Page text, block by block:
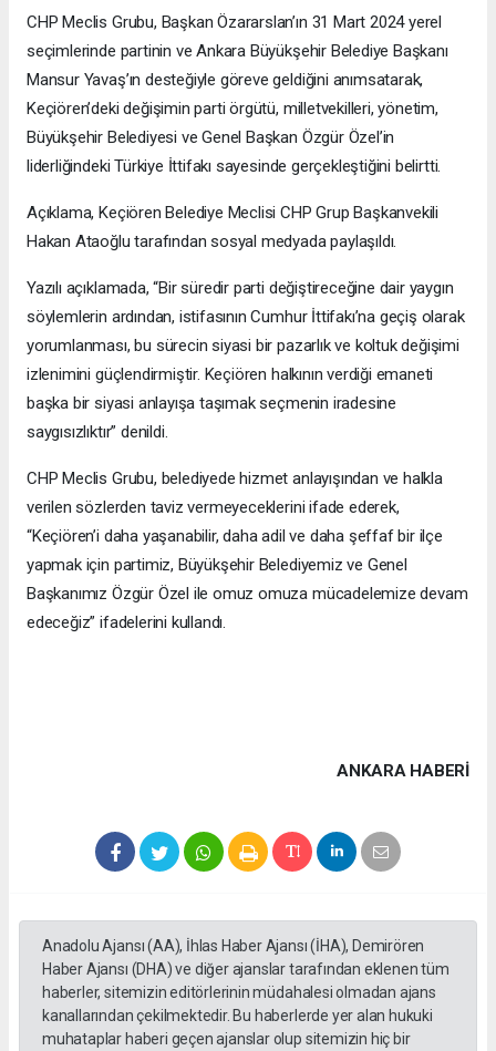
CHP Meclis Grubu, Başkan Özararslan’ın 31 Mart 2024 yerel
seçimlerinde partinin ve Ankara Büyükşehir Belediye Başkanı
Mansur Yavaş’ın desteğiyle göreve geldiğini anımsatarak,
Keçiören’deki değişimin parti örgütü, milletvekilleri, yönetim,
Büyükşehir Belediyesi ve Genel Başkan Özgür Özel’in
liderliğindeki Türkiye İttifakı sayesinde gerçekleştiğini belirtti.
Açıklama, Keçiören Belediye Meclisi CHP Grup Başkanvekili
Hakan Ataoğlu tarafından sosyal medyada paylaşıldı.
Yazılı açıklamada, “Bir süredir parti değiştireceğine dair yaygın
söylemlerin ardından, istifasının Cumhur İttifakı’na geçiş olarak
yorumlanması, bu sürecin siyasi bir pazarlık ve koltuk değişimi
izlenimini güçlendirmiştir. Keçiören halkının verdiği emaneti
başka bir siyasi anlayışa taşımak seçmenin iradesine
saygısızlıktır” denildi.
CHP Meclis Grubu, belediyede hizmet anlayışından ve halkla
verilen sözlerden taviz vermeyeceklerini ifade ederek,
“Keçiören’i daha yaşanabilir, daha adil ve daha şeffaf bir ilçe
yapmak için partimiz, Büyükşehir Belediyemiz ve Genel
Başkanımız Özgür Özel ile omuz omuza mücadelemize devam
edeceğiz” ifadelerini kullandı.
ANKARA HABERİ
Anadolu Ajansı (AA), İhlas Haber Ajansı (İHA), Demirören
Haber Ajansı (DHA) ve diğer ajanslar tarafından eklenen tüm
haberler, sitemizin editörlerinin müdahalesi olmadan ajans
kanallarından çekilmektedir. Bu haberlerde yer alan hukuki
muhataplar haberi geçen ajanslar olup sitemizin hiç bir